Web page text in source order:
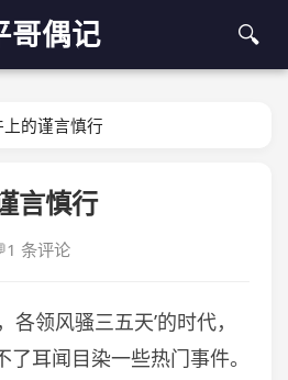
哥偶记 🔍
的谨言慎行
言慎行
1 条评论
各领风骚三五天’的时代，
耳闻目染一些热门事件。